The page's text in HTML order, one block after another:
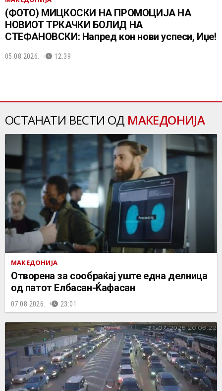
(ФОТО) МИЦКОСКИ НА ПРОМОЦИЈА НА
НОВИОТ ТРКАЧКИ БОЛИД НА
СТЕФАНОВСКИ: Напред кон нови успеси, Иџе!
05.08.2026. 12:39
ОСТАНАТИ ВЕСТИ ОД МАКЕДОНИЈА
МАКЕДОНИЈА
Отворена за сообраќај уште една делница
од патот Елбасан-Ќафасан
07.08.2026. 23:01